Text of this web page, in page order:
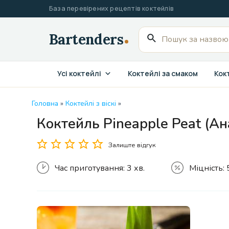
до
База перевірених рецептів коктейлів
Пошук
для:
Усі коктейлі Коктейлі за смаком
Головна » Коктейлі з віскі »
Коктейль Pineapple Peat
Залиште відгук
Час приготування: 3 хв. Міцність: